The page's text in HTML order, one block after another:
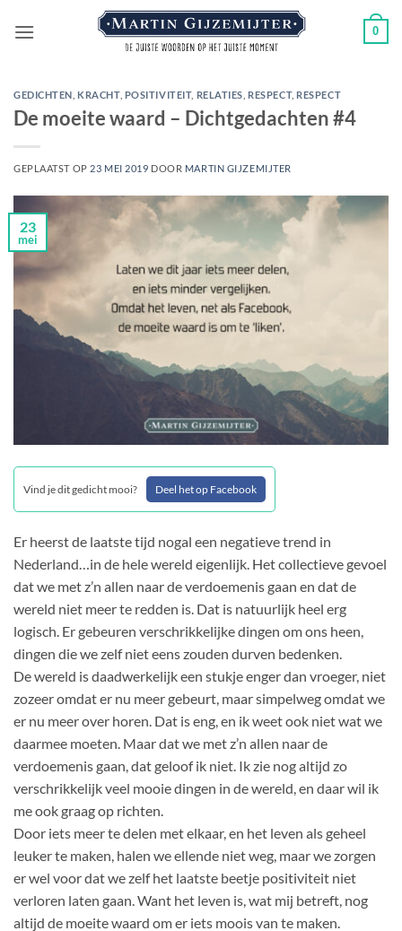
naar
0
GEDICHTEN KRACHT, POSITIVITEIT, RELATIES RESPECT, RESPECT
De moeite waard – Dichtgedachten #4
GEPLAATST OP 23 MEI 2019 DOOR MARTIN GIJZEMIJTER
23
mei
Vind je dit gedicht mooi? Deel het op Facebook
Er heerst de laatste tijd nogal een negatieve trend in
Nederland…in de hele wereld eigenlijk. Het collectieve gevoel
dat we met z’n allen naar de verdoemenis gaan en dat de
wereld niet meer te redden is. Dat is natuurlijk heel erg
logisch. Er gebeuren verschrikkelijke dingen om ons heen,
dingen die we zelf niet eens zouden durven bedenken.
De wereld is daadwerkelijk een stukje enger dan vroeger, niet
zozeer omdat er nu meer gebeurt, maar simpelweg omdat we
er nu meer over horen. Dat is eng, en ik weet ook niet wat we
daarmee moeten. Maar dat we met z’n allen naar de
verdoemenis gaan, dat geloof ik niet. Ik zie nog altijd zo
verschrikkelijk veel mooie dingen in de wereld, en daar wil ik
me ook graag op richten.
Door iets meer te delen met elkaar, en het leven als geheel
leuker te maken, halen we ellende niet weg, maar we zorgen
er wel voor dat we zelf het laatste beetje positiviteit niet
verloren laten gaan. Want het leven is, wat mij betreft, nog
altijd de moeite waard om er iets moois van te maken.